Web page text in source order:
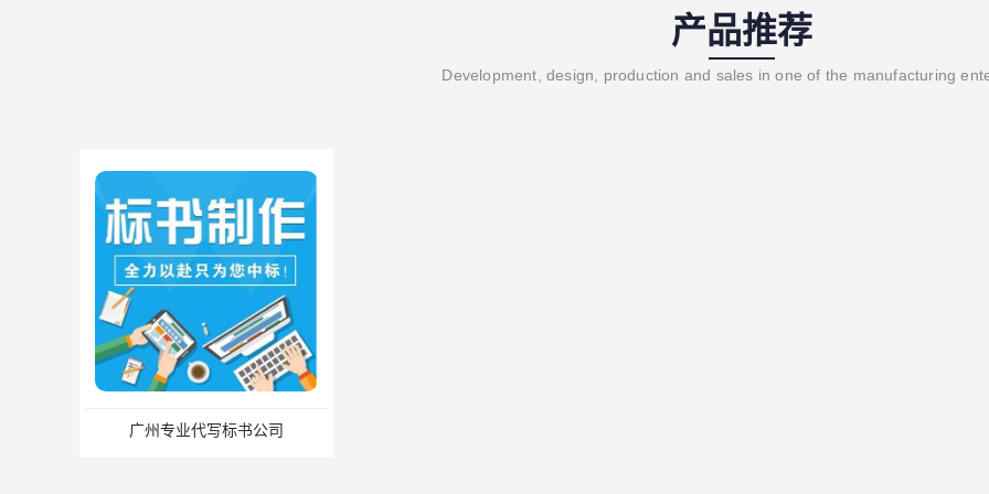
产品推荐
Development, design, production and sales in one of the manufacturing
广州专业代写标书公司